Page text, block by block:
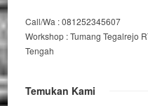
Call/Wa : 081252345607
Workshop : Tumang Tegalrejo
Tengah
Temukan Kami